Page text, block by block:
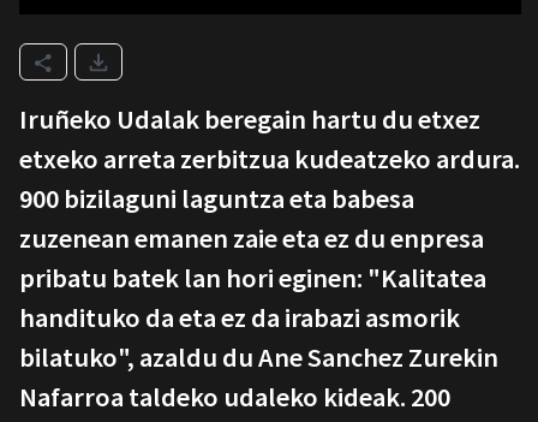
Iruñeko Udalak beregain hartu du etxez
etxeko arreta zerbitzua kudeatzeko ardura.
900 bizilaguni laguntza eta babesa
zuzenean emanen zaie eta ez du enpresa
pribatu batek lan hori eginen: "Kalitatea
handituko da eta ez da irabazi asmorik
bilatuko", azaldu du Ane Sanchez Zurekin
Nafarroa taldeko udaleko kideak. 200